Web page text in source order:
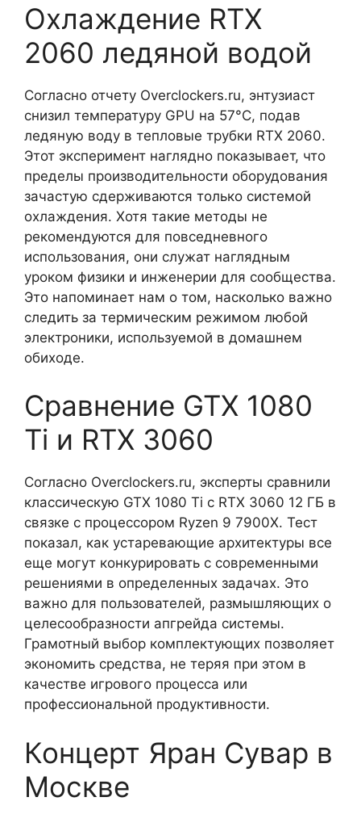
Охлаждение RTX
2060 ледяной водой
Согласно отчету Overclockers.ru, энтузиаст
снизил температуру GPU на 57°C, подав
ледяную воду в тепловые трубки RTX 2060.
Этот эксперимент наглядно показывает, что
пределы производительности оборудования
зачастую сдерживаются только системой
охлаждения. Хотя такие методы не
рекомендуются для повседневного
использования, они служат наглядным
уроком физики и инженерии для сообщества.
Это напоминает нам о том, насколько важно
следить за термическим режимом любой
электроники, используемой в домашнем
обиходе.
Сравнение GTX 1080
Ti и RTX 3060
Согласно Overclockers.ru, эксперты сравнили
классическую GTX 1080 Ti с RTX 3060 12 ГБ в
связке с процессором Ryzen 9 7900X. Тест
показал, как устаревающие архитектуры все
еще могут конкурировать с современными
решениями в определенных задачах. Это
важно для пользователей, размышляющих о
целесообразности апгрейда системы.
Грамотный выбор комплектующих позволяет
экономить средства, не теряя при этом в
качестве игрового процесса или
профессиональной продуктивности.
Концерт Яран Сувар в
Москве